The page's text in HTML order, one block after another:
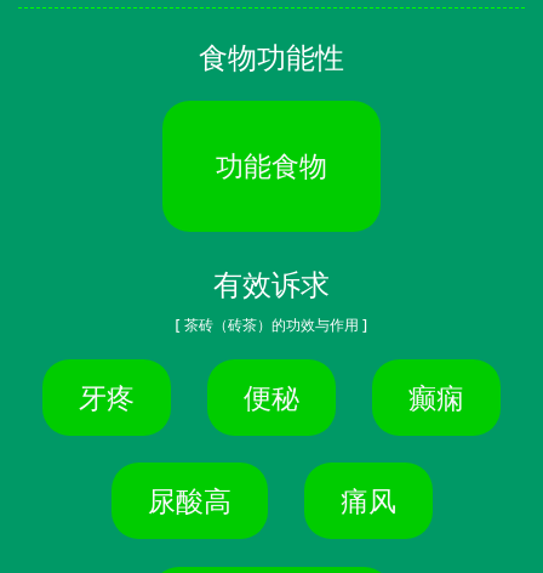
食物功能性
功能食物
有效诉求
[ 茶砖（砖茶）的功效与作用 ]
牙疼 便秘 癫痫
尿酸高 痛风